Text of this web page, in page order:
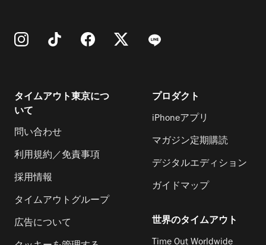
タイムアウト東京につ
いて
問い合わせ
利用規約／免責事項
採用情報
タイムアウトグループ
広告について
プロダクト
iPhoneアプリ
マガジン定期購読
デジタルエディション
ガイドマップ
世界のタイムアウト
Time Out Worldwide